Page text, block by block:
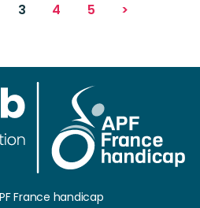
3 4 5 >
France handicap